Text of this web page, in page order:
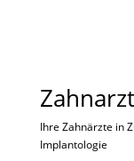
Ihre Zahnärzte in
Implantologie